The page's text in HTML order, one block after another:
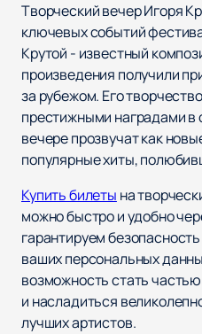
Творческий вечер Игоря
ключевых событий
Крутой - известный
произведения получили
за рубежом. Его
престижными наградами в
вечере прозвучат как
популярные хиты,
Купить билеты на
можно быстро и удобно
гарантируем
ваших персональных
возможность стать
и насладиться
лучших артистов.